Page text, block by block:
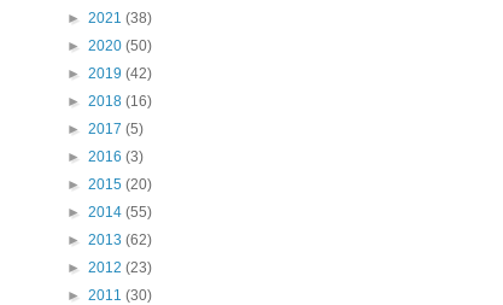
► 2021 (38)
► 2020 (50)
► 2019 (42)
► 2018 (16)
► 2017 (5)
► 2016 (3)
► 2015 (20)
► 2014 (55)
► 2013 (62)
► 2012 (23)
► 2011 (30)